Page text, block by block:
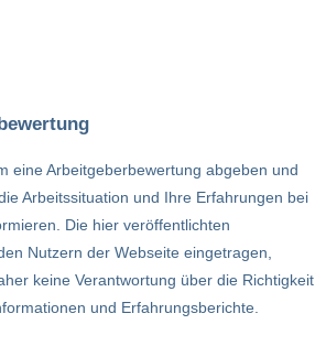
eine Arbeitgeberbewertung abgeben und
Arbeitssituation und Ihre Erfahrungen bei
Die hier veröffentlichten
Nutzern der Webseite eingetragen,
keine Verantwortung über die Richtigkeit
und Erfahrungsberichte.